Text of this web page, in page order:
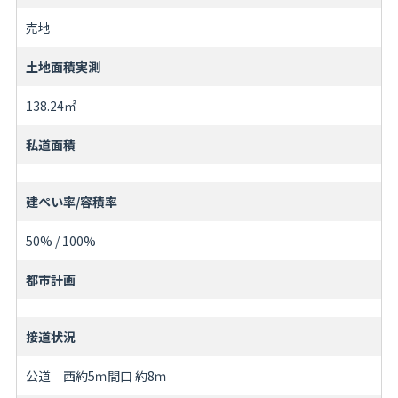
売地
土地面積実測
138.24㎡
私道面積
建ぺい率/容積率
50% / 100%
都市計画
接道状況
公道 西約5ｍ間口 約8ｍ